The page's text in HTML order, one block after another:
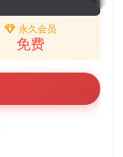
永久会员
免费